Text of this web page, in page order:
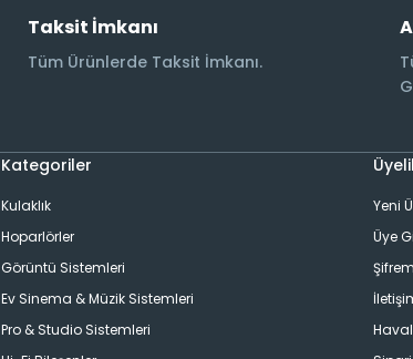
Taksit İmkanı
Tüm Ürünlerde Taksit İmkanı.
Kategoriler
Kulaklık
Hoparlörler
Görüntü Sistemleri
Ev Sinema & Müzik Sistemleri
Pro & Studio Sistemleri
Yeni
Üye